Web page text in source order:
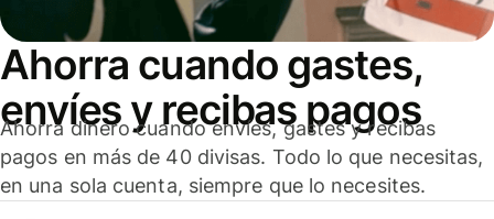
Ahorra cuando gastes,
envíes y recibas pagos
Ahorra dinero cuando envíes, gastes y recibas
pagos en más de 40 divisas. Todo lo que necesitas,
en una sola cuenta, siempre que lo necesites.